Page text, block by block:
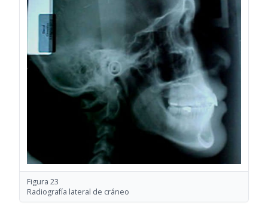
Figura 23
Radiografía lateral de cráneo